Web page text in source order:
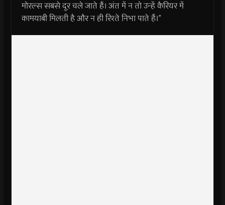
मोरल्स सबसे दूर चले जाते हैं। अंत में न तो उन्हें कैरियर में
कामयाबी मिलती है और न ही रिश्ते निभा पाते हैं।”